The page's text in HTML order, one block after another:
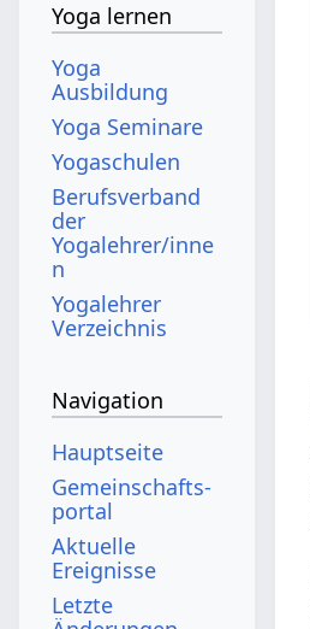
Yoga lernen
Yoga
Ausbildung
Yoga Seminare
Yogaschulen
Berufsverband
der
Yogalehrer/inne
n
Yogalehrer
Verzeichnis
Navigation
Hauptseite
Gemeinschafts­
portal
Aktuelle
Ereignisse
Letzte